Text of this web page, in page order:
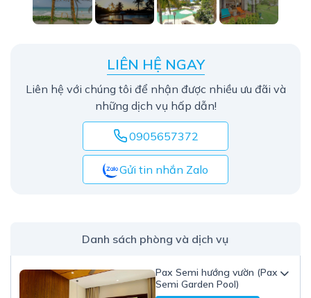
LIÊN HỆ NGAY
Liên hệ với chúng tôi để nhận được nhiều ưu đãi và
những dịch vụ hấp dẫn!
0905657372
Gửi tin nhắn Zalo
Danh sách phòng và dịch vụ
Pax Semi hướng vườn (Pax
Semi Garden Pool)